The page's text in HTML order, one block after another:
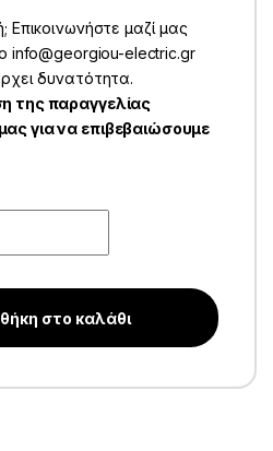
Επικοινωνήστε μαζί μας
info@georgiou-electric.gr
δυνατότητα.
της παραγγελίας
για να επιβεβαιώσουμε
στο καλάθι